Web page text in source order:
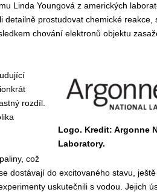
Linda Youngová z amerických
detailně prostudovat chemické reakce,
chování elektronů objektu
Logo. Kredit: Argonne
Laboratory.
rozdíl.
což
dostávají do excitovaného stavu,
uskutečnili s vodou. Jejich